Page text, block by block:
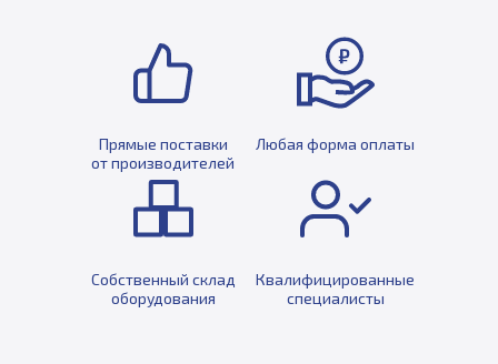
Прямые поставки
от производителей
Любая форма оплаты
Собственный склад
оборудования
Квалифицированные
специалисты